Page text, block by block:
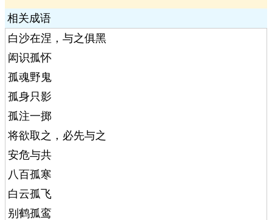
相关成语
白沙在涅，与之俱黑
闳识孤怀
孤魂野鬼
孤身只影
孤注一掷
将欲取之，必先与之
安危与共
八百孤寒
白云孤飞
别鹤孤鸾